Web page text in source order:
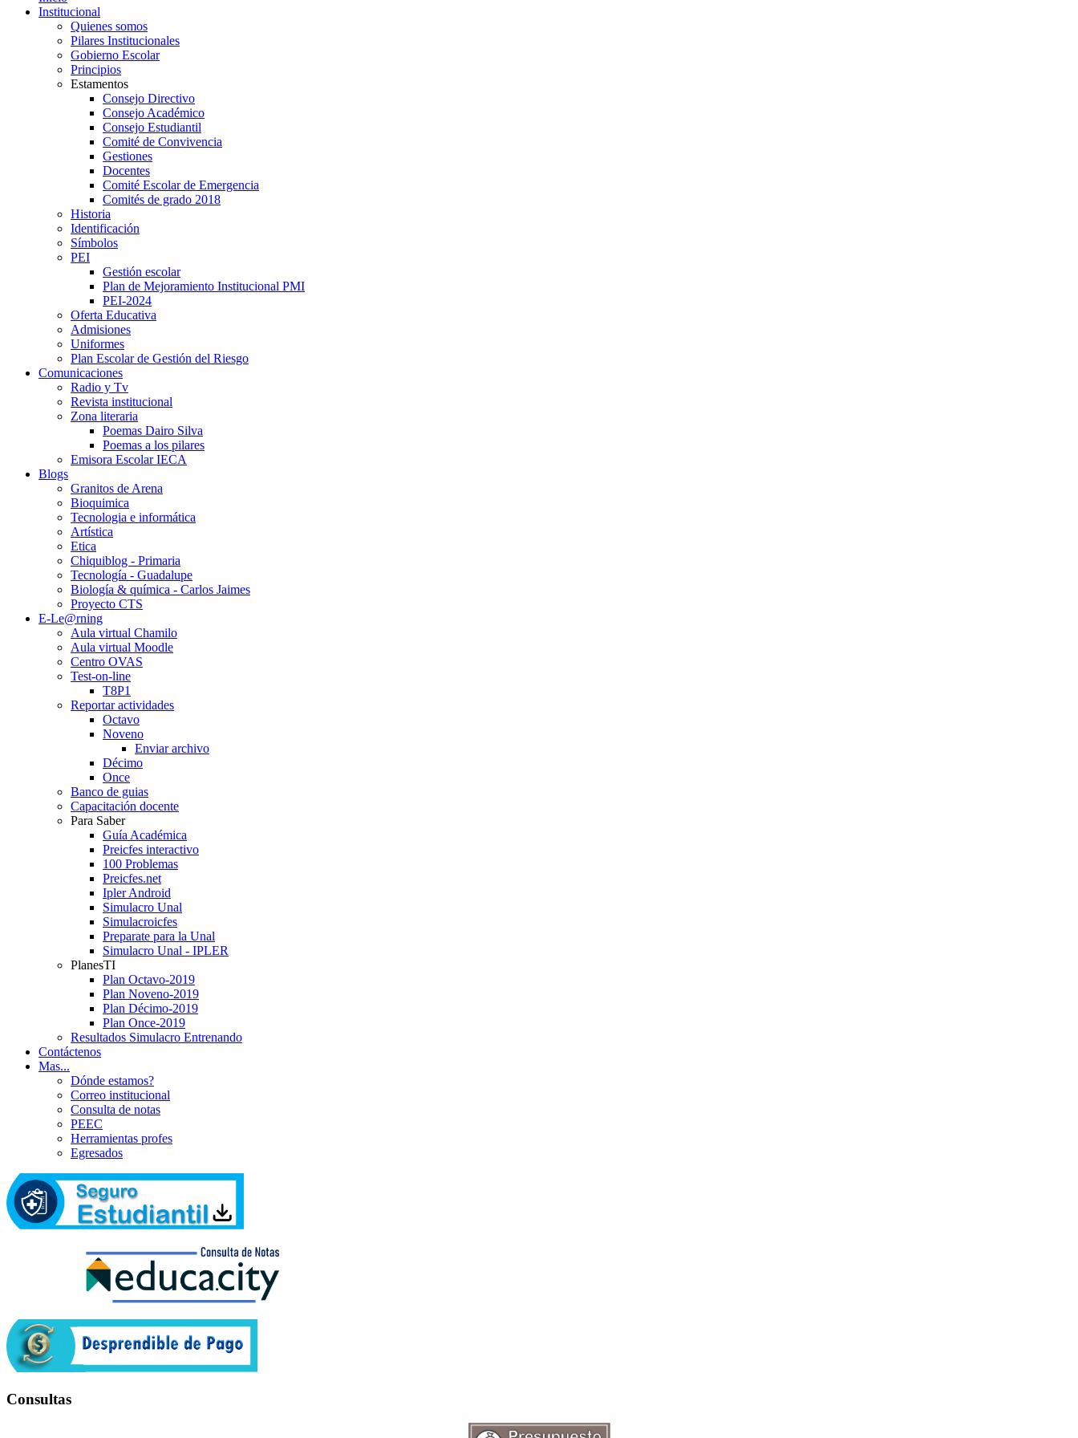
Institucional
Quienes somos
Pilares Institucionales
Gobierno Escolar
Principios
Estamentos
Consejo Directivo
Consejo Académico
Consejo Estudiantil
Comité de Convivencia
Gestiones
Docentes
Comité Escolar de Emergencia
Comités de grado 2018
Historia
Identificación
Símbolos
PEI
Gestión escolar
Plan de Mejoramiento Institucional PMI
PEI-2024
Oferta Educativa
Admisiones
Uniformes
Plan Escolar de Gestión del Riesgo
Comunicaciones
Radio y Tv
Revista institucional
Zona literaria
Poemas Dairo Silva
Poemas a los pilares
Emisora Escolar IECA
Blogs
Granitos de Arena
Bioquimica
Tecnologia e informática
Artística
Etica
Chiquiblog - Primaria
Tecnología - Guadalupe
Biología & química - Carlos Jaimes
Proyecto CTS
E-Le@rning
Aula virtual Chamilo
Aula virtual Moodle
Centro OVAS
Test-on-line
T8P1
Reportar actividades
Octavo
Noveno
Enviar archivo
Décimo
Once
Banco de guias
Capacitación docente
Para Saber
Guía Académica
Preicfes interactivo
100 Problemas
Preicfes.net
Ipler Android
Simulacro Unal
Simulacroicfes
Preparate para la Unal
Simulacro Unal - IPLER
PlanesTI
Plan Octavo-2019
Plan Noveno-2019
Plan Décimo-2019
Plan Once-2019
Resultados Simulacro Entrenando
Contáctenos
Mas...
Dónde estamos?
Correo institucional
Consulta de notas
PEEC
Herramientas profes
Egresados
Consultas